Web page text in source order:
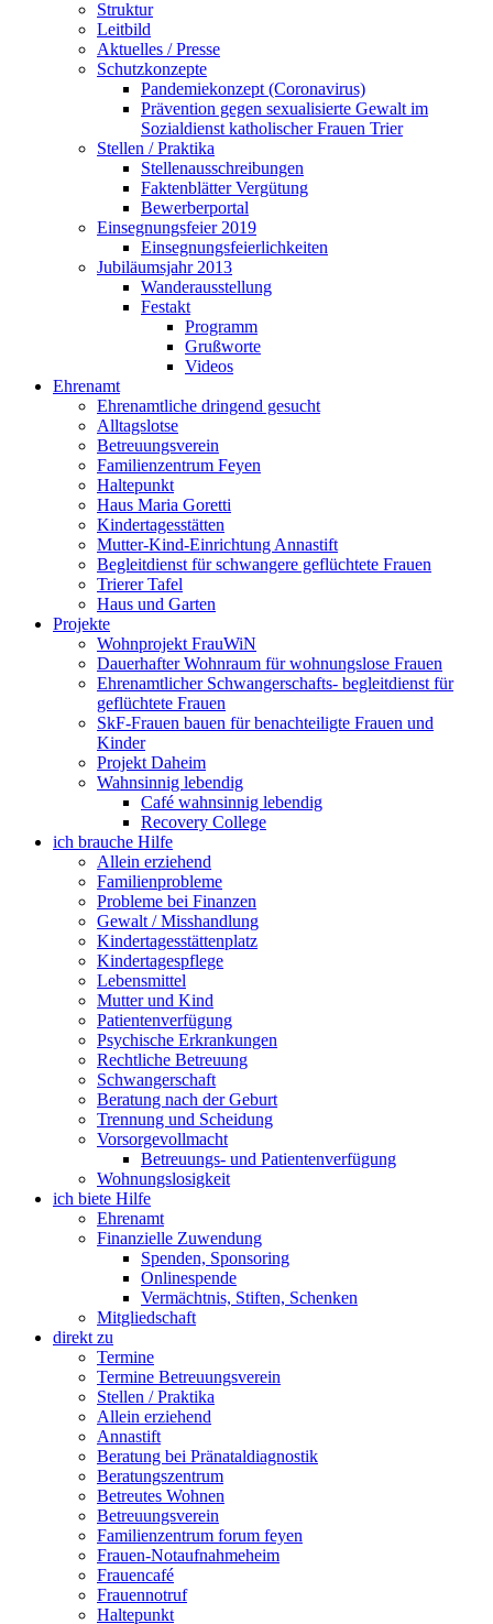
Struktur
Leitbild
Aktuelles / Presse
Schutzkonzepte
Pandemiekonzept (Coronavirus)
Prävention gegen sexualisierte Gewalt im
Sozialdienst katholischer Frauen Trier
Stellen / Praktika
Stellenausschreibungen
Faktenblätter Vergütung
Bewerberportal
Einsegnungsfeier 2019
Einsegnungsfeierlichkeiten
Jubiläumsjahr 2013
Wanderausstellung
Festakt
Programm
Grußworte
Videos
Ehrenamt
Ehrenamtliche dringend gesucht
Alltagslotse
Betreuungsverein
Familienzentrum Feyen
Haltepunkt
Haus Maria Goretti
Kindertagesstätten
Mutter-Kind-Einrichtung Annastift
Begleitdienst für schwangere geflüchtete Frauen
Trierer Tafel
Haus und Garten
Projekte
Wohnprojekt FrauWiN
Dauerhafter Wohnraum für wohnungslose Frauen
Ehrenamtlicher Schwangerschafts- begleitdienst für
geflüchtete Frauen
SkF-Frauen bauen für benachteiligte Frauen und
Kinder
Projekt Daheim
Wahnsinnig lebendig
Café wahnsinnig lebendig
Recovery College
ich brauche Hilfe
Allein erziehend
Familienprobleme
Probleme bei Finanzen
Gewalt / Misshandlung
Kindertagesstättenplatz
Kindertagespflege
Lebensmittel
Mutter und Kind
Patientenverfügung
Psychische Erkrankungen
Rechtliche Betreuung
Schwangerschaft
Beratung nach der Geburt
Trennung und Scheidung
Vorsorgevollmacht
Betreuungs- und Patientenverfügung
Wohnungslosigkeit
ich biete Hilfe
Ehrenamt
Finanzielle Zuwendung
Spenden, Sponsoring
Onlinespende
Vermächtnis, Stiften, Schenken
Mitgliedschaft
direkt zu
Termine
Termine Betreuungsverein
Stellen / Praktika
Allein erziehend
Annastift
Beratung bei Pränataldiagnostik
Beratungszentrum
Betreutes Wohnen
Betreuungsverein
Familienzentrum forum feyen
Frauen-Notaufnahmeheim
Frauencafé
Frauennotruf
Haltepunkt